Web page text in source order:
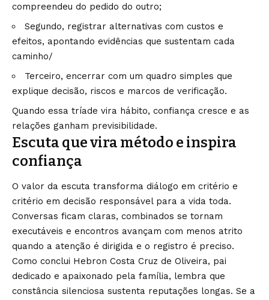
compreendeu do pedido do outro;
Segundo, registrar alternativas com custos e
efeitos, apontando evidências que sustentam cada
caminho/
Terceiro, encerrar com um quadro simples que
explique decisão, riscos e marcos de verificação.
Quando essa tríade vira hábito, confiança cresce e as
relações ganham previsibilidade.
Escuta que vira método e inspira
confiança
O valor da escuta transforma diálogo em critério e
critério em decisão responsável para a vida toda.
Conversas ficam claras, combinados se tornam
executáveis e encontros avançam com menos atrito
quando a atenção é dirigida e o registro é preciso.
Como conclui Hebron Costa Cruz de Oliveira, pai
dedicado e apaixonado pela família, lembra que
constância silenciosa sustenta reputações longas. Se a